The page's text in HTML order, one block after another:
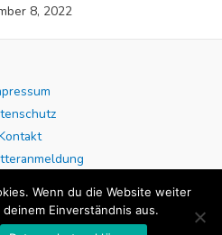
8, 2022
Blog
Wenn du die Website weiter
Einverständnis aus.